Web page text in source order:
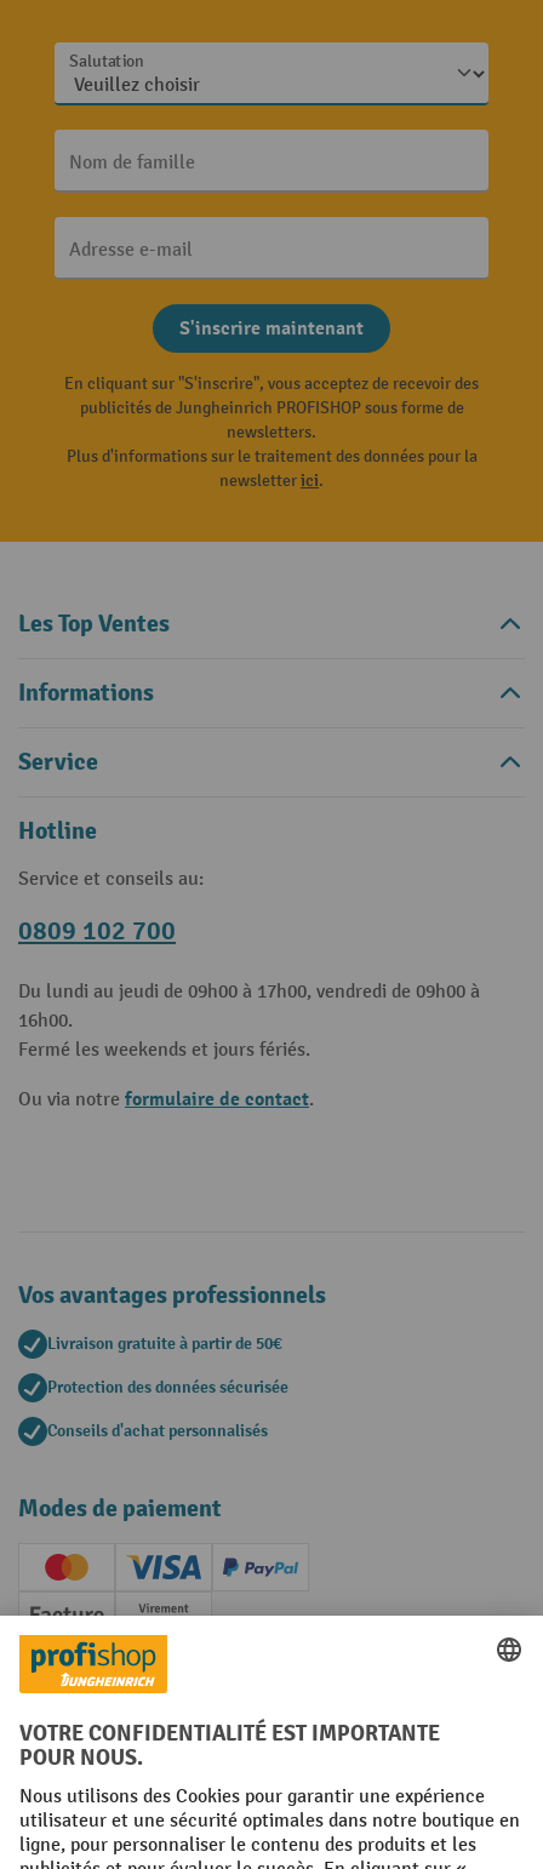
Salutation
Nom de famille
Adresse e-mail
S'inscrire maintenant
En cliquant sur "S'inscrire", vous acceptez de recevoir des
publicités de Jungheinrich PROFISHOP sous forme de
newsletters.
Plus d'informations sur le traitement des données pour la
newsletterici.
Les Top Ventes
Informations
Service
Hotline
Service et conseils au:
0809 102 700
Du lundi au jeudi de 09h00 à 17h00, vendredi de 09h00 à
16h00.
Fermé les weekends et jours fériés.
Ou via notre formulaire de contact.
Vos avantages professionnels
Livraison gratuite à partir de 50€
Protection des données sécurisée
Conseils d'achat personnalisés
Modes de paiement
Creditcard (Master)Creditcard (Visa)
PayPal
Réseaux sociaux
Facebook
YouTube
LinkedInInstagram